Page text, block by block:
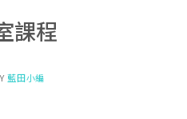
課程
藍田小編